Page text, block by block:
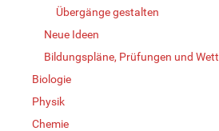
Übergänge gestalten
Neue Ideen
Bildungspläne, Prüfungen und
Biologie
Physik
Chemie